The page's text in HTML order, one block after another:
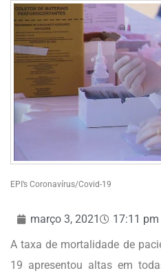
EPI’s Coronavírus/Covid-19
março 3, 2021
17:11 pm
A taxa de mortalidade de
19 apresentou altas em